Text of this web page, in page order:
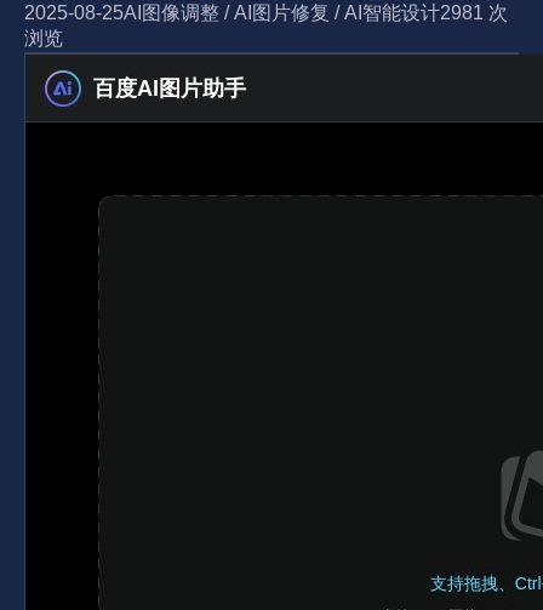
2025-08-25AI图像调整 /AI图片修复 /AI智能设计2981 次
浏览